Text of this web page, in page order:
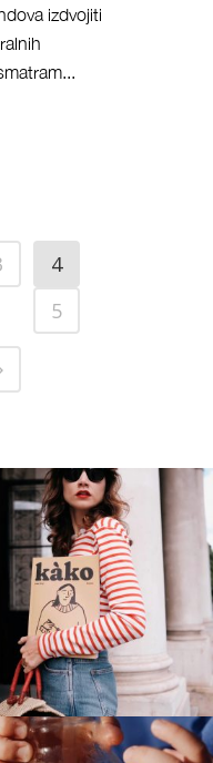
izdvojiti
4
5